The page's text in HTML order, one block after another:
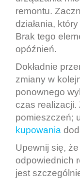
remontu.
działania,
Brak tego
opóźnień.
Dokładnie
zmiany w
ponownego
czas
pomieszczeń;
kupowania
Upewnij się,
odpowiednich
jest